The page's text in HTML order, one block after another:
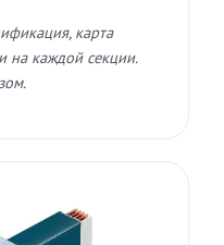
карта
на каждой секции.